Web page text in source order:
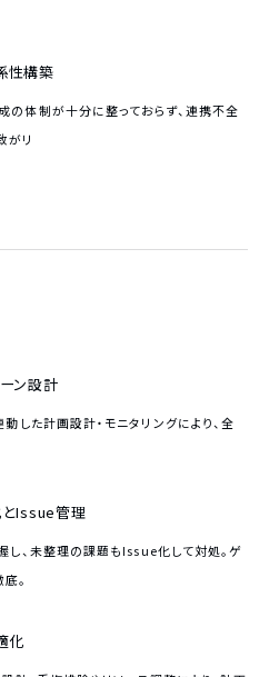
性構築
体制が十分に整っておらず、連携不全
がリ
ン設計
した計画設計・モニタリングにより、全
とIssue管理
し、未整理の課題もIssue化して対処。ゲ
。
化